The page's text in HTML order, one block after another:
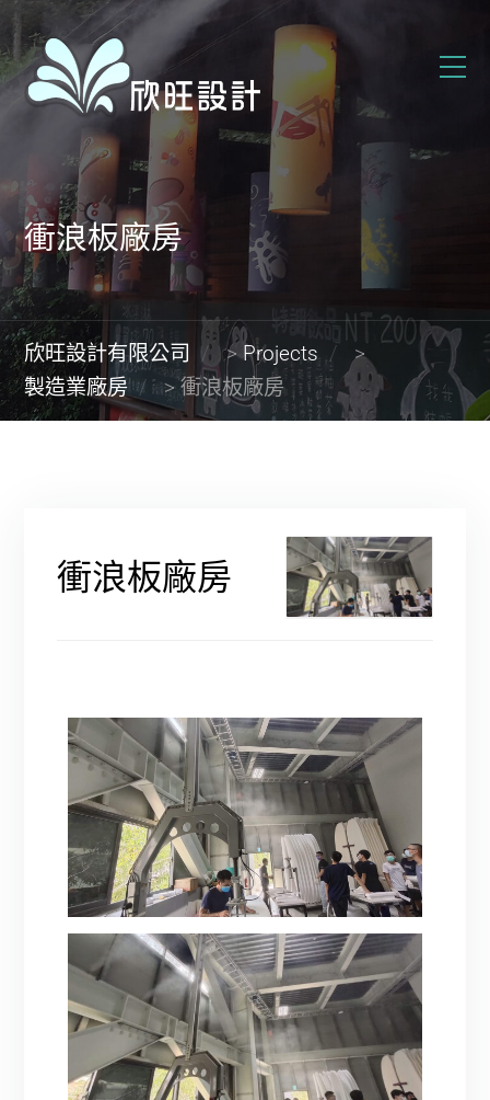
衝浪板廠房
欣旺設計有限公司 >Projects
>
製造業廠房
>衝浪板廠房
衝浪板廠房